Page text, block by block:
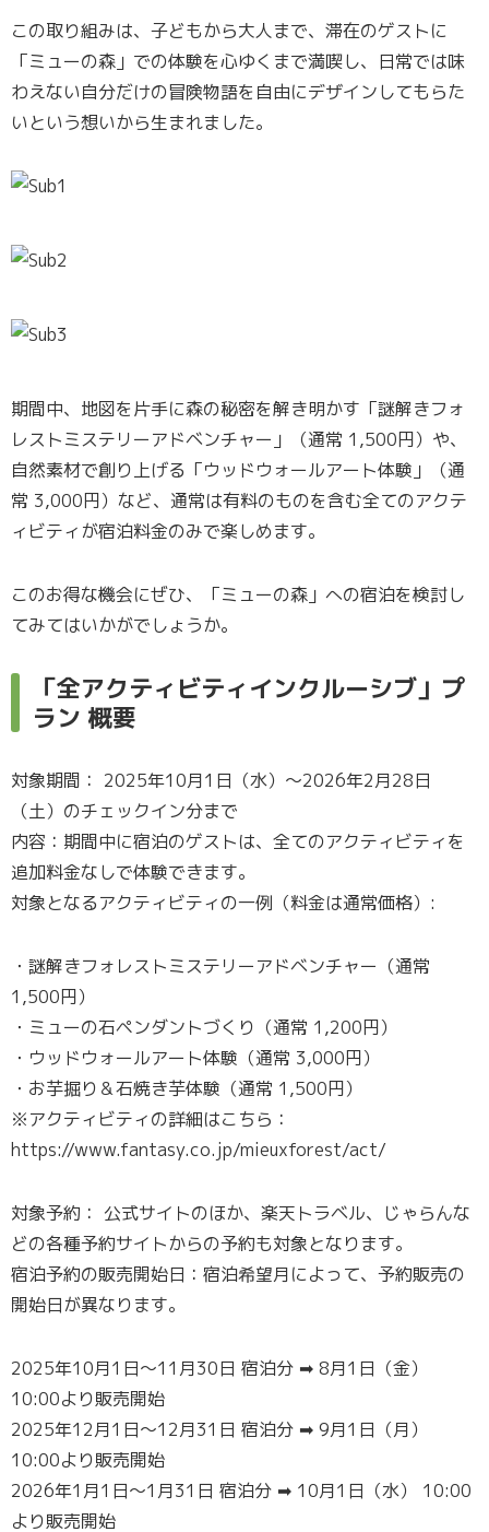
この取り組みは、子どもから大人まで、滞在のゲストに
「ミューの森」での体験を心ゆくまで満喫し、日常では味
わえない自分だけの冒険物語を自由にデザインしてもらた
いという想いから生まれました。
期間中、地図を片手に森の秘密を解き明かす「謎解きフォ
レストミステリーアドベンチャー」（通常 1,500円）や、
自然素材で創り上げる「ウッドウォールアート体験」（通
常 3,000円）など、通常は有料のものを含む全てのアクテ
ィビティが宿泊料金のみで楽しめます。
このお得な機会にぜひ、「ミューの森」への宿泊を検討し
てみてはいかがでしょうか。
「全アクティビティインクルーシブ」プ
ラン 概要
対象期間： 2025年10月1日（水）〜2026年2月28日
（土）のチェックイン分まで
内容：期間中に宿泊のゲストは、全てのアクティビティを
追加料金なしで体験できます。
対象となるアクティビティの一例（料金は通常価格）:
・謎解きフォレストミステリーアドベンチャー（通常
1,500円）
・ミューの石ペンダントづくり（通常 1,200円）
・ウッドウォールアート体験（通常 3,000円）
・お芋掘り＆石焼き芋体験（通常 1,500円）
※アクティビティの詳細はこちら：
https://www.fantasy.co.jp/mieuxforest/act/
対象予約： 公式サイトのほか、楽天トラベル、じゃらんな
どの各種予約サイトからの予約も対象となります。
宿泊予約の販売開始日：宿泊希望月によって、予約販売の
開始日が異なります。
2025年10月1日〜11月30日 宿泊分 ➡ 8月1日（金）
10:00より販売開始
2025年12月1日〜12月31日 宿泊分 ➡ 9月1日（月）
10:00より販売開始
2026年1月1日〜1月31日 宿泊分 ➡ 10月1日（水） 10:00
より販売開始